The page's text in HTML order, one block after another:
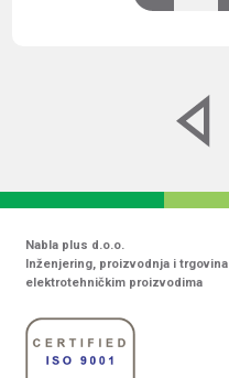
Nabla plus d.o.o.
Inženjering, proizvodnja i trgovina
elektrotehničkim proizvodima